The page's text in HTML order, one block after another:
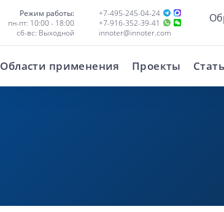
Режим работы:
пн-пт: 10:00 - 18:00
сб-вс: Выходной
+7-495-245-04-24
+7-916-352-39-41
innoter@innoter.com
Области применения Проекты